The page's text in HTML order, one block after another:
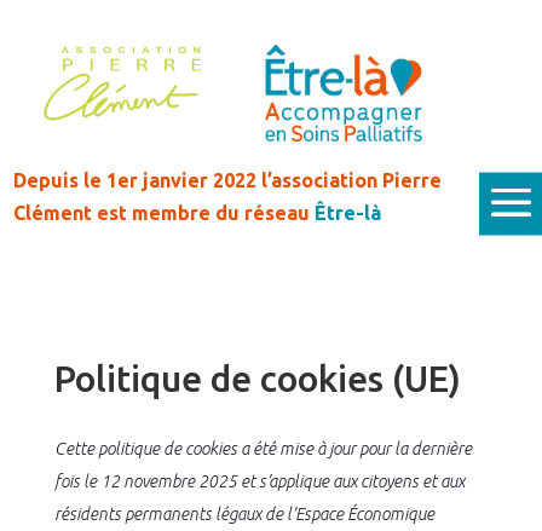
Depuis le 1er janvier 2022 l’association Pierre
Clément est membre du réseau Être-là
Politique de cookies (UE)
Cette politique de cookies a été mise à jour pour la dernière
fois le 12 novembre 2025 et s’applique aux citoyens et aux
résidents permanents légaux de l’Espace Économique